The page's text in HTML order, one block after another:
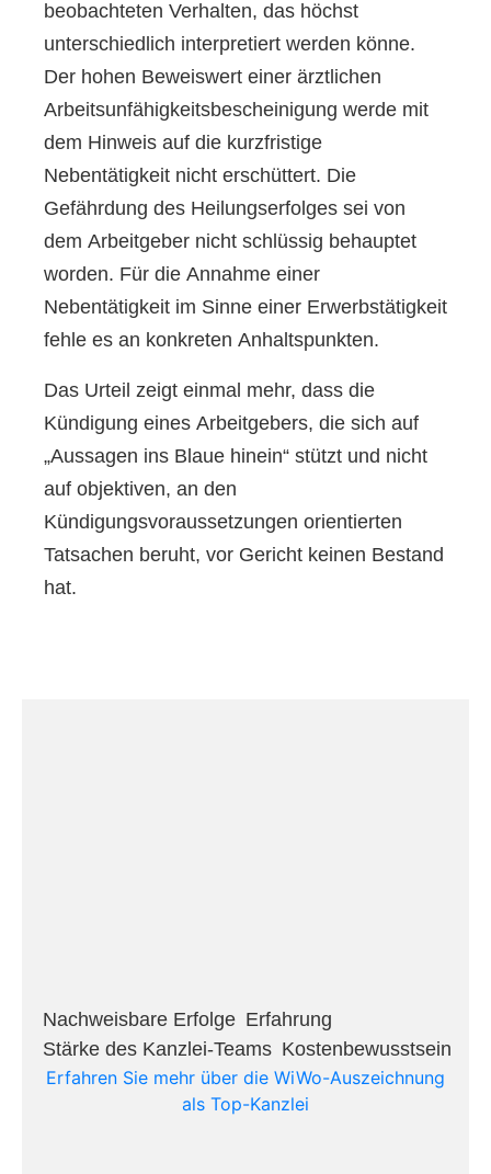
beobachteten Verhalten, das höchst
unterschiedlich interpretiert werden könne.
Der hohen Beweiswert einer ärztlichen
Arbeitsunfähigkeitsbescheinigung werde mit
dem Hinweis auf die kurzfristige
Nebentätigkeit nicht erschüttert. Die
Gefährdung des Heilungserfolges sei von
dem Arbeitgeber nicht schlüssig behauptet
worden. Für die Annahme einer
Nebentätigkeit im Sinne einer Erwerbstätigkeit
fehle es an konkreten Anhaltspunkten.
Das Urteil zeigt einmal mehr, dass die
Kündigung eines Arbeitgebers, die sich auf
„Aussagen ins Blaue hinein“ stützt und nicht
auf objektiven, an den
Kündigungsvoraussetzungen orientierten
Tatsachen beruht, vor Gericht keinen Bestand
hat.
Nachweisbare Erfolge​ Erfahrung​
Stärke des Kanzlei-Teams​ Kostenbewusstsein​
Erfahren Sie mehr über die WiWo-Auszeichnung
als Top-Kanzlei